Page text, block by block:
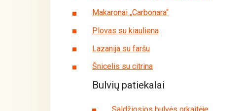
Makaronai „Carbonara“
Plovas su kiauliena
Lazanija su faršu
Šnicelis su citrina
Bulvių patiekalai